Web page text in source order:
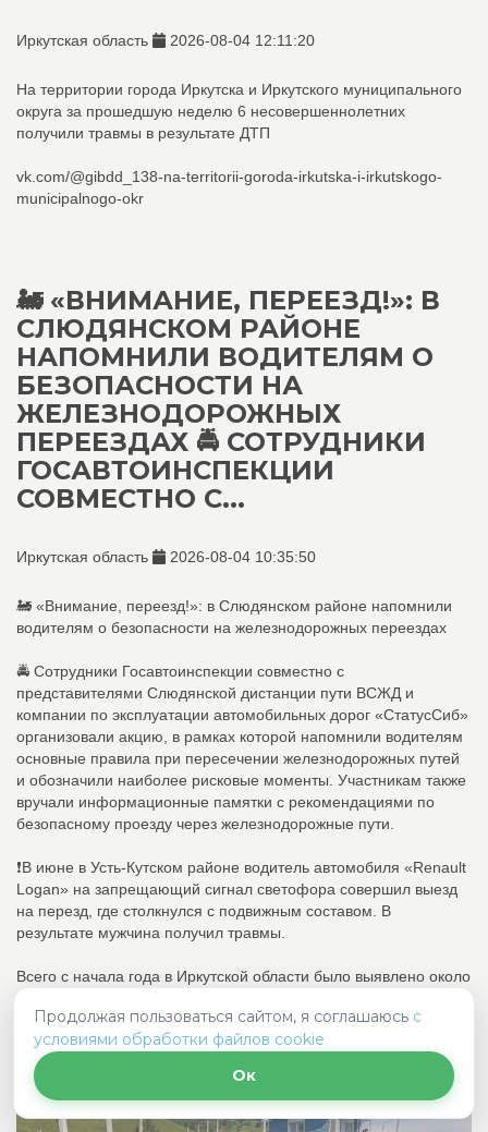
Иркутская область 2026-08-04 12:11:20
На территории города Иркутска и Иркутского муниципального
округа за прошедшую неделю 6 несовершеннолетних
получили травмы в результате ДТП
vk.com/@gibdd_138-na-territorii-goroda-irkutska-i-irkutskogo-
municipalnogo-okr
🚂 «ВНИМАНИЕ, ПЕРЕЕЗД!»: В
СЛЮДЯНСКОМ РАЙОНЕ
НАПОМНИЛИ ВОДИТЕЛЯМ О
БЕЗОПАСНОСТИ НА
ЖЕЛЕЗНОДОРОЖНЫХ
ПЕРЕЕЗДАХ 🚔 СОТРУДНИКИ
ГОСАВТОИНСПЕКЦИИ
СОВМЕСТНО С...
Иркутская область 2026-08-04 10:35:50
🚂 «Внимание, переезд!»: в Слюдянском районе напомнили
водителям о безопасности на железнодорожных переездах
🚔 Сотрудники Госавтоинспекции совместно с
представителями Слюдянской дистанции пути ВСЖД и
компании по эксплуатации автомобильных дорог «СтатусСиб»
организовали акцию, в рамках которой напомнили водителям
основные правила при пересечении железнодорожных путей
и обозначили наиболее рисковые моменты. Участникам также
вручали информационные памятки с рекомендациями по
безопасному проезду через железнодорожные пути.
❗В июне в Усть-Кутском районе водитель автомобиля «Renault
Logan» на запрещающий сигнал светофора совершил выезд
на перезд, где столкнулся с подвижным составом. В
результате мужчина получил травмы.
Всего с начала года в Иркутской области было выявлено около
пути.
✅ Организаторы уверены, что такие меры помогут снизить
риски ДТП и повысить ответственность водителей.
Продолжая пользоваться сайтом, я соглашаюсь с
условиями обработки файлов cookie
Ок